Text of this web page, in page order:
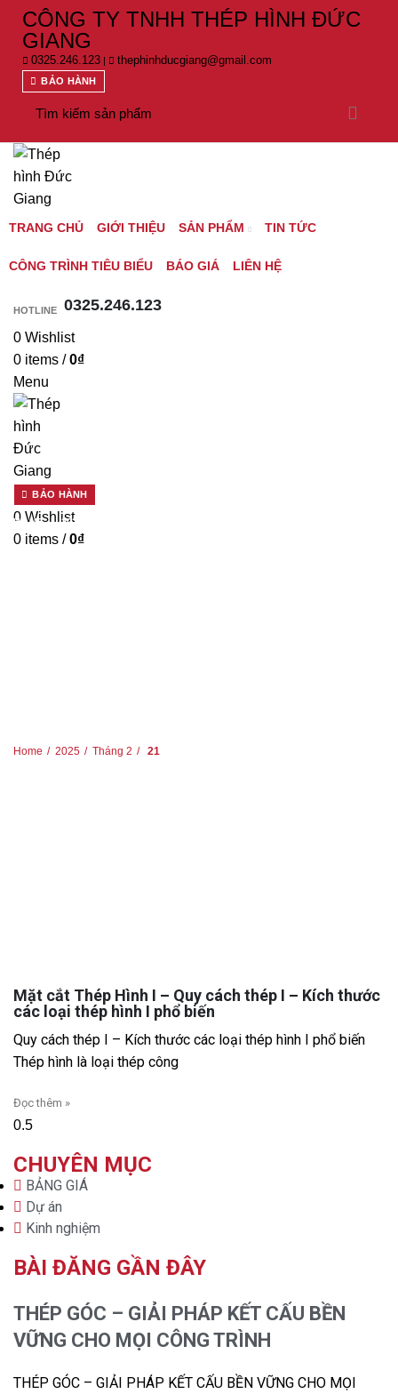
CÔNG TY TNHH THÉP HÌNH ĐỨC
GIANG
0325.246.123 | thephinhducgiang@gmail.com
BẢO HÀNH
TRANG CHỦ GIỚI THIỆU SẢN PHẨM TIN TỨC
CÔNG TRÌNH TIÊU BIỂU BÁO GIÁ LIÊN HỆ
HOTLINE 0325.246.123
0 Wishlist
0 items / 0₫
Menu
BẢO HÀNH
0 Wishlist
0 items / 0₫
HOME 2025
Home 2025 Tháng 2 21
Mặt cắt Thép Hình I – Quy cách thép I – Kích thước
các loại thép hình I phổ biến
Quy cách thép I – Kích thước các loại thép hình I phổ biến
Thép hình là loại thép công
Đọc thêm »
CHUYÊN MỤC
BẢNG GIÁ
Dự án
Kinh nghiệm
BÀI ĐĂNG GẦN ĐÂY
THÉP GÓC – GIẢI PHÁP KẾT CẤU BỀN
VỮNG CHO MỌI CÔNG TRÌNH
THÉP GÓC – GIẢI PHÁP KẾT CẤU BỀN VỮNG CHO MỌI